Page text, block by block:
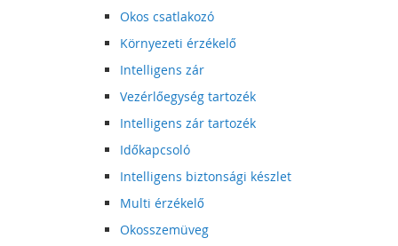
Okos csatlakozó
Környezeti érzékelő
Intelligens zár
Vezérlőegység tartozék
Intelligens zár tartozék
Időkapcsoló
Intelligens biztonsági készlet
Multi érzékelő
Okosszemüveg